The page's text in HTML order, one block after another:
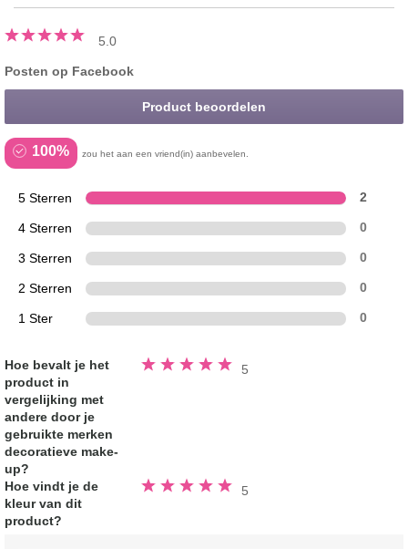
5.0
Posten op Facebook
Product beoordelen
100% zou het aan een vriend(in) aanbevelen.
5 Sterren 2
4 Sterren 0
3 Sterren 0
2 Sterren 0
1 Ster 0
Hoe bevalt je het
product in
vergelijking met
andere door je
gebruikte merken
decoratieve make-
up?
5
Beoordeeld
5.0
Hoe vindt je de
kleur van dit
product?
5
Beoordeeld
5.0